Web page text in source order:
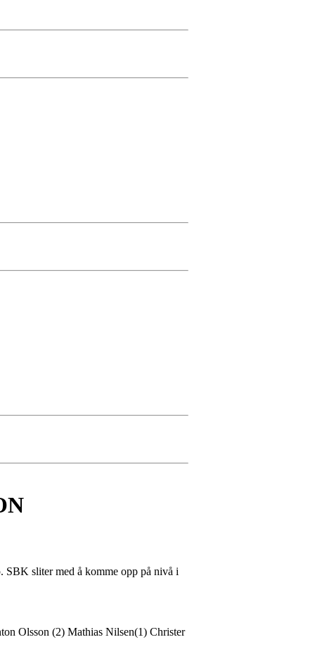
SBK sliter med å komme opp på nivå i
Olsson (2) Mathias Nilsen(1) Christer